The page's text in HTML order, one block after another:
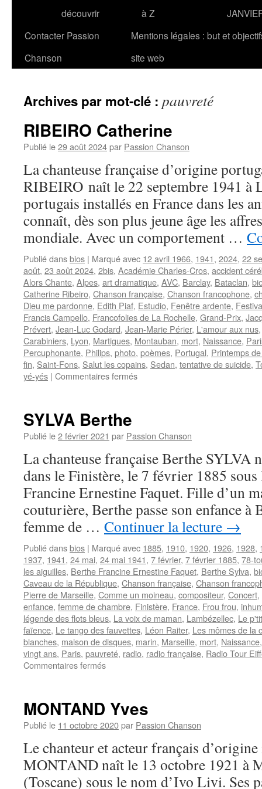
découvrir
à Z
Contacter Passion
Chanson
Mentions légales : but et
site web
Archives par mot-clé : pauvreté
RIBEIRO Catherine
Publié le29 août 2024par Passion Chanson
La chanteuse française d’origine
RIBEIRO naît le 22 septembre 1941 à
portugais installés en France dans les
connaît, dès son plus jeune âge les
mondiale. Avec un comportement …
Publié dansbios | Marqué avec 12 avril 1966, 1941, 2024, 22
août, 23 août 2024, 2bis, Académie Charles-Cros, accident
Alors Chante, Alpes, art dramatique, AVC, Barclay, Bataclan,
Catherine Ribeiro, Chanson française, Chanson francophone,
Dieu me pardonne, Edith Piaf, Estudio, Fenêtre ardente,
Francis Campello, Francofolies de La Rochelle, Grand-Prix,
Prévert, Jean-Luc Godard, Jean-Marie Périer, L'amour aux nus
Carabiniers, Lyon, Martigues, Montauban, mort, Naissance,
Percuphonante, Philips, photo, poèmes, Portugal, Printemps
fin, Saint-Fons, Salut les copains, Sedan, tentative de suicide,
yé-yés | Commentaires ferméssur
SYLVA Berthe
Publié le2 février 2021 par Passion Chanson
La chanteuse française Berthe SYLVA
dans le Finistère, le 7 février 1885
Francine Ernestine Faquet. Fille d’un
couturière, Berthe passe son enfance à
femme de … Continuer la lecture →
Publié dansbios | Marqué avec 1885, 1910, 1920, 1926, 1928,
1937, 1941, 24 mai, 24 mai 1941, 7 février, 7 février 1885, 78-
les aiguilles, Berthe Francine Ernestine Faquet, Berthe Sylva,
Caveau de la République, Chanson française, Chanson
Pierre de Marseille, Comme un moineau, compositeur, Concert,
enfance, femme de chambre, Finistère, France, Frou frou,
légende des flots bleus, La voix de maman, Lambézellec, Le
faïence, Le tango des fauvettes, Léon Raiter, Les mômes de la
blanches, maison de disques, marin, Marseille, mort, Naissance
vingt ans, Paris, pauvreté, radio, radio française, Radio Tour
Commentaires ferméssur
MONTAND Yves
Publié le 11 octobre 2020par Passion Chanson
Le chanteur et acteur français
MONTAND naît le 13 octobre 1921 à
(Toscane) sous le nom d’Ivo Livi. Ses